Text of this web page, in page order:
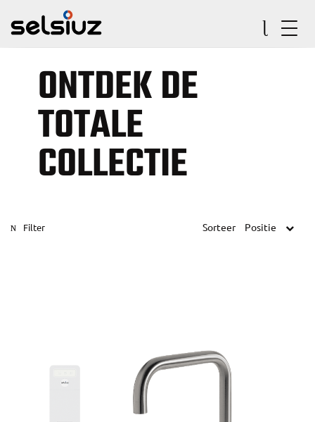
ONTDEK DE
TOTALE
COLLECTIE
Filter Sorteer Positie